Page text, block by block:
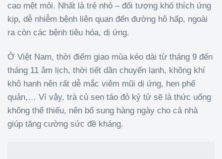
cao mệt mỏi. Nhất là trẻ nhỏ – đối tượng khó thích ứng
kịp, dễ nhiễm bệnh liên quan đến đường hô hấp, ngoài
ra còn các bệnh tiêu hóa, dị ứng.
Ở Việt Nam, thời điểm giao mùa kéo dài từ tháng 9 đến
tháng 11 âm lịch, thời tiết dần chuyển lạnh, không khí
khô hanh nên rất dễ mắc viêm mũi dị ứng, hen phế
quản,… Vì vậy, trà củ sen táo đỏ kỷ tử sẽ là thức uống
không thể thiếu, nên bổ sung hàng ngày cho cả nhà
giúp tăng cường sức đề kháng.